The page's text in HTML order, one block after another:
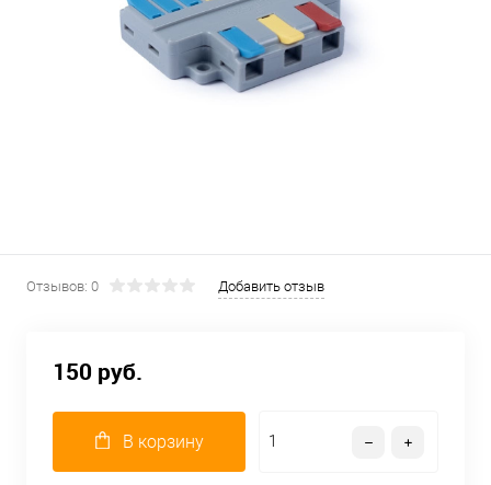
Отзывов: 0 Добавить отзыв
150 руб.
В корзину